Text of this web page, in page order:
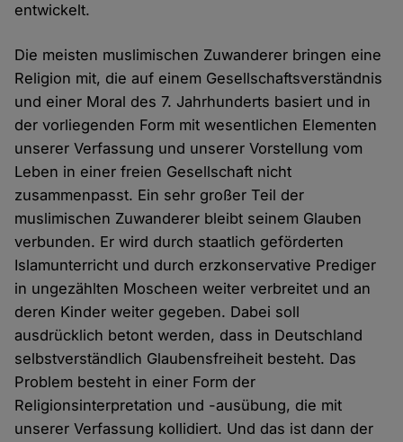
entwickelt.
Die meisten muslimischen Zuwanderer bringen eine
Religion mit, die auf einem Gesellschaftsverständnis
und einer Moral des 7. Jahrhunderts basiert und in
der vorliegenden Form mit wesentlichen Elementen
unserer Verfassung und unserer Vorstellung vom
Leben in einer freien Gesellschaft nicht
zusammenpasst. Ein sehr großer Teil der
muslimischen Zuwanderer bleibt seinem Glauben
verbunden. Er wird durch staatlich geförderten
Islamunterricht und durch erzkonservative Prediger
in ungezählten Moscheen weiter verbreitet und an
deren Kinder weiter gegeben. Dabei soll
ausdrücklich betont werden, dass in Deutschland
selbstverständlich Glaubensfreiheit besteht. Das
Problem besteht in einer Form der
Religionsinterpretation und -ausübung, die mit
unserer Verfassung kollidiert. Und das ist dann der